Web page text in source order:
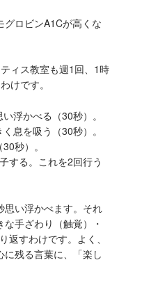
グロビンA1Cが高くな
ィス教室も週1回、1時
けです。
浮かべる（30秒）。
息を吸う（30秒）。
秒）。
する。これを2回行う
思い浮かべます。それ
手ざわり（触覚）・
すわけです。よく、
残る言葉に、「楽し